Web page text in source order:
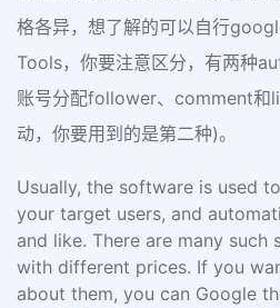
格各异，想了解的可以自行
Tools，你要注意区分，有两种
账号分配follower、comment和
动，你要用到的是第二种)。
Usually, the software is used
your target users, and
and like. There are many
with different prices. If you
about them, you can Google